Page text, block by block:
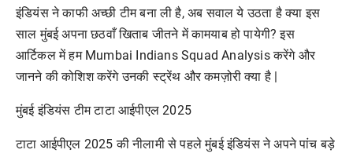
इंडियंस ने काफी अच्छी टीम बना ली है, अब सवाल ये उठता है क्या इस
साल मुंबई अपना छठवाँ खिताब जीतने में कामयाब हो पायेगी? इस
आर्टिकल में हम Mumbai Indians Squad Analysis करेंगे और
जानने की कोशिश करेंगे उनकी स्ट्रेंथ और कमज़ोरी क्या है |
मुंबई इंडियंस टीम टाटा आईपीएल 2025
टाटा आईपीएल 2025 की नीलामी से पहले मुंबई इंडियंस ने अपने पांच बड़े